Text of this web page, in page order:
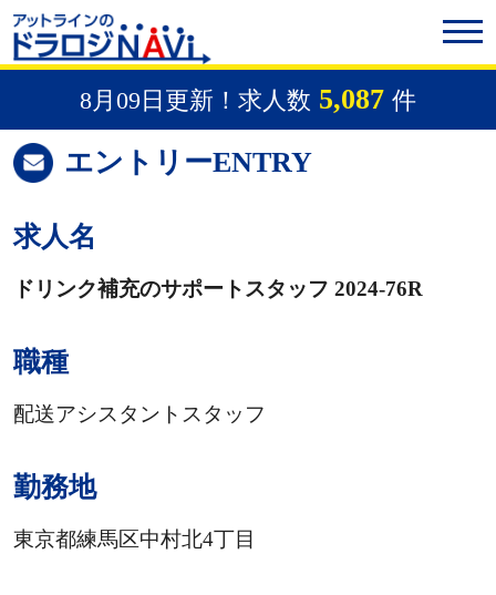
8月09日更新！求人数 5,087 件
エントリーENTRY
求人名
ドリンク補充のサポートスタッフ 2024-76R
職種
配送アシスタントスタッフ
勤務地
東京都練馬区中村北4丁目